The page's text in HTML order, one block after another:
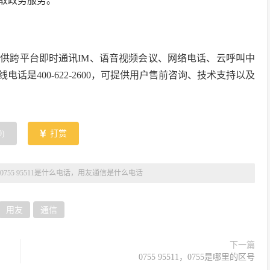
跨平台即时通讯IM、语音视频会议、网络电话、云呼叫中
话是400-622-2600，可提供用户售前咨询、技术支持以及
) 打赏
0755 95511是什么电话，用友通信是什么电话
用友 通信
下一篇
0755 95511，0755是哪里的区号